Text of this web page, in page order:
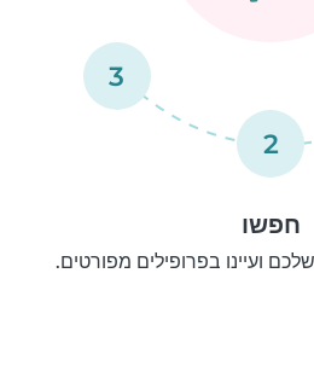
2
3
חפשו
ועיינו בפרופילים מפורטים.